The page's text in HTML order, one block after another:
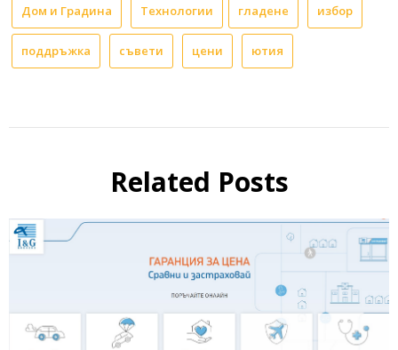
Дом и Градина Технологии гладене избор
поддръжка съвети цени ютия
Related Posts